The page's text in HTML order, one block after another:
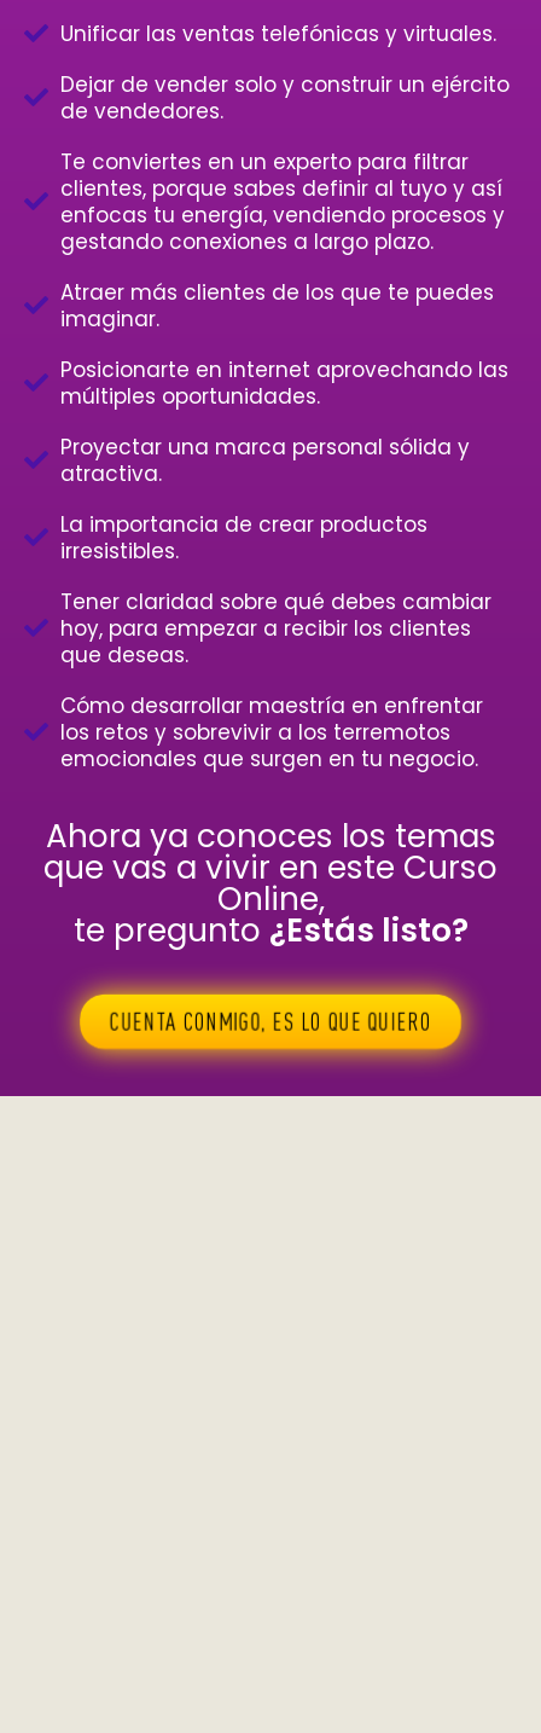
Unificar las ventas telefónicas y virtuales.
Dejar de vender solo y construir un ejército
de vendedores.
Te conviertes en un experto para filtrar
clientes, porque sabes definir al tuyo y así
enfocas tu energía, vendiendo procesos y
gestando conexiones a largo plazo.
Atraer más clientes de los que te puedes
imaginar.
Posicionarte en internet aprovechando las
múltiples oportunidades.
Proyectar una marca personal sólida y
atractiva.
La importancia de crear productos
irresistibles.
Tener claridad sobre qué debes cambiar
hoy, para empezar a recibir los clientes
que deseas.
Cómo desarrollar maestría en enfrentar
los retos y sobrevivir a los terremotos
emocionales que surgen en tu negocio.
Ahora ya conoces los temas
que vas a vivir en este Curso
Online,
te pregunto ¿Estás listo?
CUENTA CONMIGO, ES LO QUE QUIERO